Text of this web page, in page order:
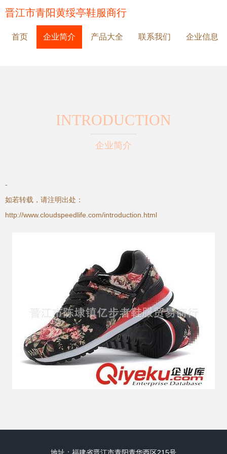
晋江市青阳黄绥亭鞋服商行
首页 企业简介 产品大全 联系我们 企业信息
INTRODUCTION
企业简介
-
如若转载，请注明出处：
http://www.cloudspeedlife.com/introduction.html